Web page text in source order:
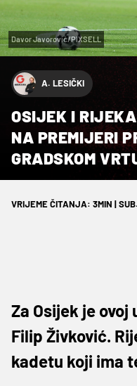
Davor Javorović/PIXSELL
A. LESIČKI
OSIJEK I
NA PREMIJERI
GRADSKOM
VRIJEME ČITANJA: 3MIN |
Za Osijek je
Filip Živković.
kadetu koji ima